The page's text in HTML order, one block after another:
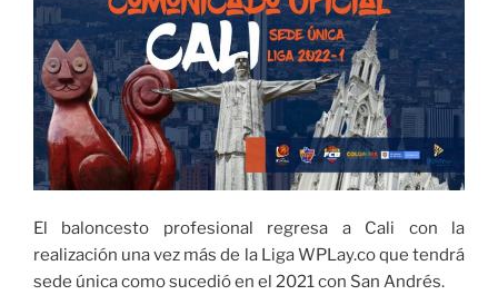
I
en
Cali
contará
con
la
presencia
siete
equipos»
El baloncesto profesional regresa a Cali con la
realización una vez más de la Liga WPLay.co que tendrá
sede única como sucedió en el 2021 con San Andrés.